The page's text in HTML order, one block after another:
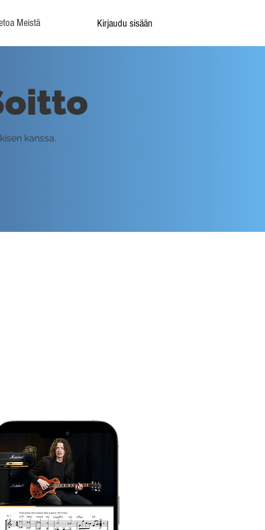
Meistä Kirjaudu sisään
kanssa.